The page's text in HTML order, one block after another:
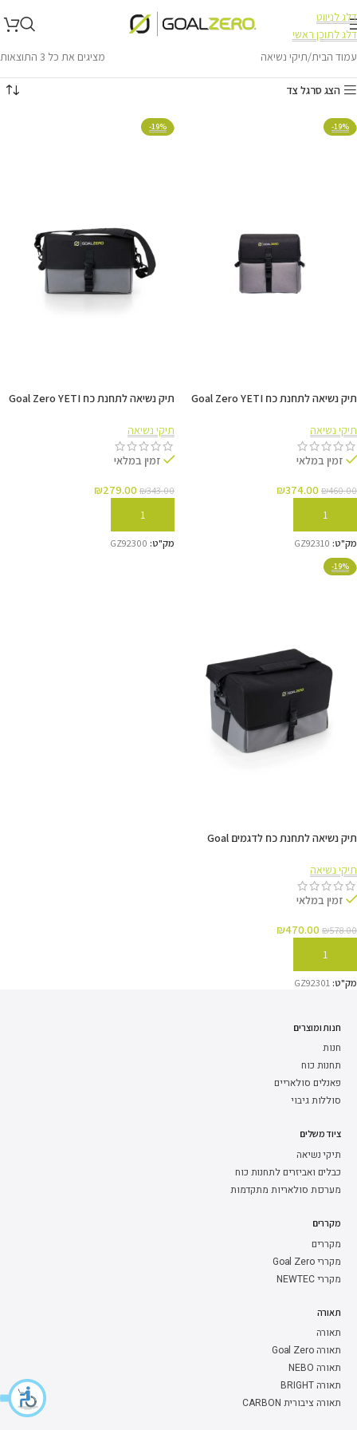
דלג לניווט
דלג לתוכן ראשי
עמוד הבית תיקי נשיאה מציגים את כל ⁦3⁩ התוצאות
הצג סרגל צד
-19%
תיק נשיאה לתחנת כח Goal Zero YETI
תיקי נשיאה
זמין במלאי
₪460.00
₪374.00
הוספה לסל
מק"ט: GZ92310
-19%
תיק נשיאה לתחנת כח Goal Zero YETI
תיקי נשיאה
זמין במלאי
₪343.00
₪279.00
הוספה לסל
מק"ט: GZ92300
-19%
תיק נשיאה לתחנת כח לדגמים Goal
תיקי נשיאה
זמין במלאי
₪578.00
₪470.00
הוספה לסל
מק"ט:GZ92301
חנות ומוצרים
חנות
תחנות כוח
פאנלים סולאריים
סוללות גיבוי
ציוד משלים
תיקי נשיאה
כבלים ואביזרים לתחנות כוח
מערכות סולאריות מתקדמות
מקררים
מקררים
מקררי Goal Zero
מקררי NEWTEC
תאורה
תאורה
תאורה Goal Zero
תאורה NEBO
תאורה BRIGHT
תאורה ציבורית CARBON